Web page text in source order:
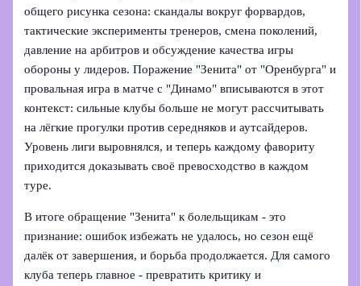
общего рисунка сезона: скандалы вокруг форвардов,
тактические эксперименты тренеров, смена поколений,
давление на арбитров и обсуждение качества игры
обороны у лидеров. Поражение "Зенита" от "Оренбурга" и
провальная игра в матче с "Динамо" вписываются в этот
контекст: сильные клубы больше не могут рассчитывать
на лёгкие прогулки против середняков и аутсайдеров.
Уровень лиги выровнялся, и теперь каждому фавориту
приходится доказывать своё превосходство в каждом
туре.
В итоге обращение "Зенита" к болельщикам - это
признание: ошибок избежать не удалось, но сезон ещё
далёк от завершения, и борьба продолжается. Для самого
клуба теперь главное - превратить критику и